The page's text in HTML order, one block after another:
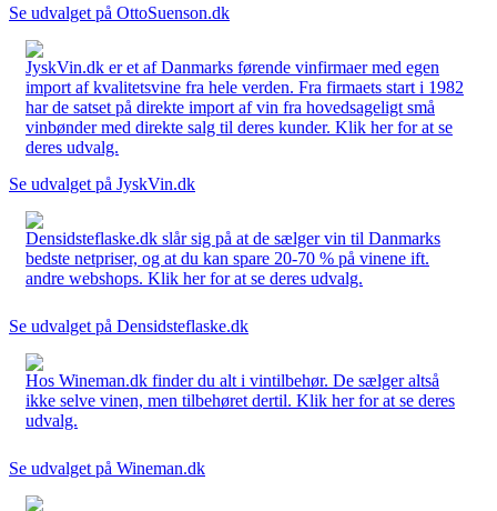
Se udvalget på OttoSuenson.dk
JyskVin.dk er et af Danmarks førende vinfirmaer med egen
import af kvalitetsvine fra hele verden. Fra firmaets start i 1982
har de satset på direkte import af vin fra hovedsageligt små
vinbønder med direkte salg til deres kunder. Klik her for at se
deres udvalg.
Se udvalget på JyskVin.dk
Densidsteflaske.dk slår sig på at de sælger vin til Danmarks
bedste netpriser, og at du kan spare 20-70 % på vinene ift.
andre webshops. Klik her for at se deres udvalg.
Se udvalget på Densidsteflaske.dk
Hos Wineman.dk finder du alt i vintilbehør. De sælger altså
ikke selve vinen, men tilbehøret dertil. Klik her for at se deres
udvalg.
Se udvalget på Wineman.dk